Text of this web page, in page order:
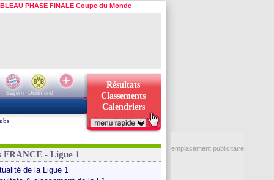
PHASE FINALE Coupe du Monde
Bayern
Dortmund
Résultats
Classements
Calendriers
|
FRANCE - Ligue 1
de la Ligue 1
emplacement publicitaire